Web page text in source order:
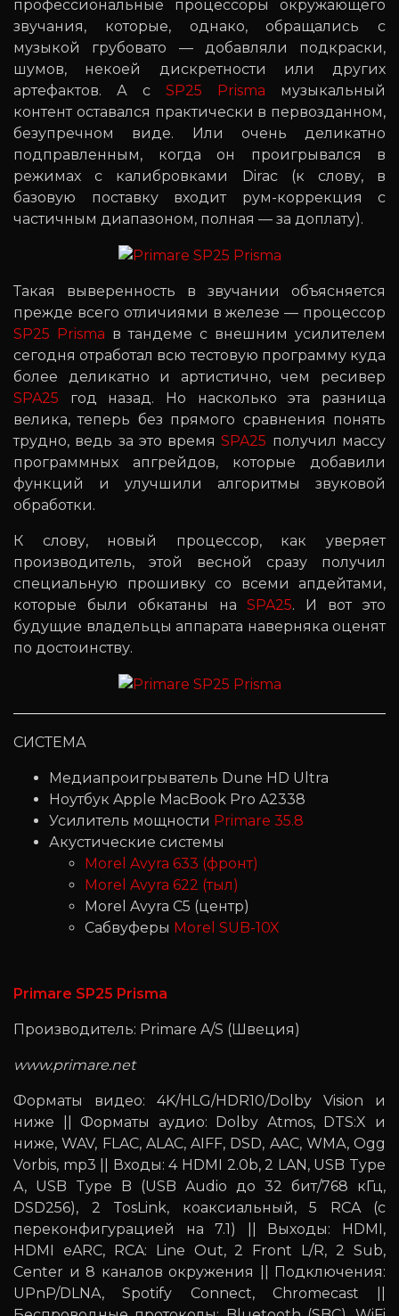
профессиональные процессоры окружающего
звучания, которые, однако, обращались с
музыкой грубовато — добавляли подкраски,
шумов, некоей дискретности или других
артефактов. А с SP25 Prisma музыкальный
контент оставался практически в первозданном,
безупречном виде. Или очень деликатно
подправленным, когда он проигрывался в
режимах с калибровками Dirac (к слову, в
базовую поставку входит рум-коррекция с
частичным диапазоном, полная — за доплату).
Такая выверенность в звучании объясняется
прежде всего отличиями в железе — процессор
SP25 Prisma в тандеме с внешним усилителем
сегодня отработал всю тестовую программу куда
более деликатно и артистично, чем ресивер
SPA25 год назад. Но насколько эта разница
велика, теперь без прямого сравнения понять
трудно, ведь за это времяSPA25 получил массу
программных апгрейдов, которые добавили
функций и улучшили алгоритмы звуковой
обработки.
К слову, новый процессор, как уверяет
производитель, этой весной сразу получил
специальную прошивку со всеми апдейтами,
которые были обкатаны наSPA25. И вот это
будущие владельцы аппарата наверняка оценят
по достоинству.
СИСТЕМА
Медиапроигрыватель Dune HD Ultra
Ноутбук Apple MacBook Pro A2338
Усилитель мощности Primare 35.8
Акустические системы
Morel Avyra 633 (фронт)
Morel Avyra 622 (тыл)
Morel Avyra C5 (центр)
Cабвуферы Morel SUB-10X
Primare SP25 Prisma
Производитель: Primare A/S (Швеция)
www.primare.net
Форматы видео: 4K/HLG/HDR10/Dolby Vision и
ниже || Форматы аудио: Dolby Atmos, DTS:X и
ниже, WAV, FLAC, ALAC, AIFF, DSD, AAC, WMА, Ogg
Vorbis, mp3 || Входы: 4 HDMI 2.0b, 2 LAN, USB Type
A, USB Type B (USB Audio до 32 бит/768 кГц,
DSD256), 2 TosLink, коаксиальный, 5 RCA (с
переконфигурацией на 7.1) || Выходы: HDMI,
HDMI eARC, RCA: Line Out, 2 Front L/R, 2 Sub,
Center и 8 каналов окружения || Подключения:
UPnP/DLNA, Spotify Connect, Chromecast ||